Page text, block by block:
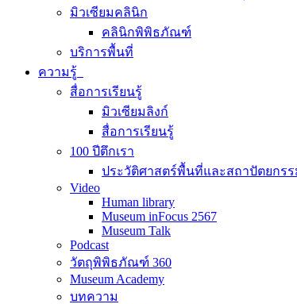
มิวเซียมคลินิก
คลินิกพิพิธภัณฑ์
บริการพื้นที่
ความรู้
สื่อการเรียนรู้
มิวเซียมลิงก์
สื่อการเรียนรู้
100 ปีตึกเรา
ประวัติศาสตร์พื้นที่และสถาปัตยกร
Video
Human library
Museum inFocus 2567
Museum Talk
Podcast
วัตถุพิพิธภัณฑ์ 360
Museum Academy
บทความ